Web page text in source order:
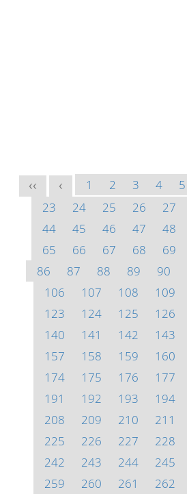
<< < 1 2 3 4 5
23
24 25 26 27
44
45 46 47 48
65
66 67 68 69
86
87 88 89 90
106
107 108 109
123
124 125 126
140
141 142 143
157
158 159 160
174
175 176 177
191
192 193 194
208
209 210 211
225
226 227 228
242
243 244 245
259
260 261 262